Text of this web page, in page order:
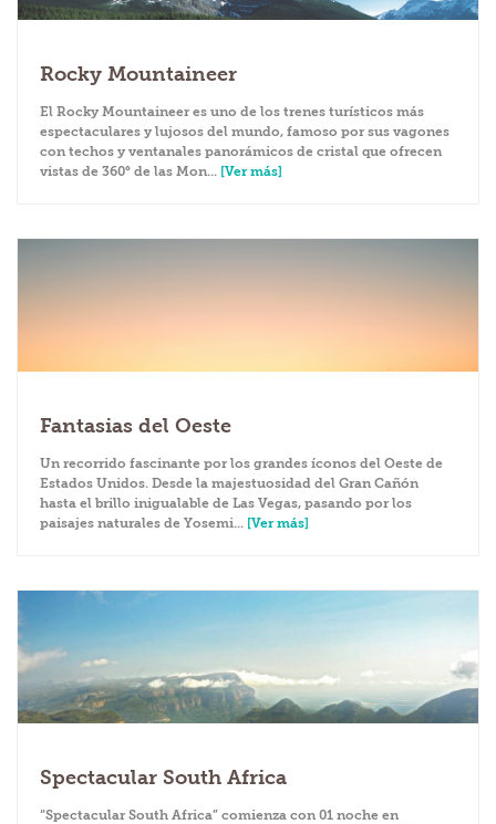
Rocky Mountaineer
El Rocky Mountaineer es uno de los trenes turísticos más
espectaculares y lujosos del mundo, famoso por sus vagones
con techos y ventanales panorámicos de cristal que ofrecen
vistas de 360° de las Mon... [Ver más]
Fantasias del Oeste
Un recorrido fascinante por los grandes íconos del Oeste de
Estados Unidos. Desde la majestuosidad del Gran Cañón
hasta el brillo inigualable de Las Vegas, pasando por los
paisajes naturales de Yosemi... [Ver más]
Spectacular South Africa
“Spectacular South Africa” comienza con 01 noche en